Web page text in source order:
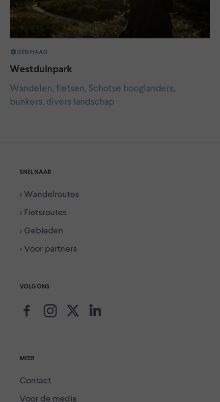
DEN HAAG
Westduinpark
Wandelen, fietsen, Schotse hooglanders,
bunkers, divers landschap
SNEL NAAR
> Wandelroutes
> Fietsroutes
> Gebieden
> Voor partners
VOLG ONS
MEER
Contact
Voor de media